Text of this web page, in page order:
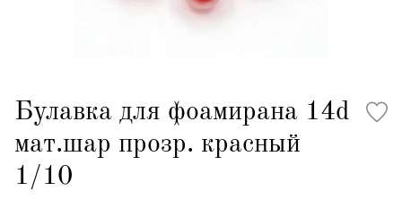
Булавка для фоамирана 14d
мат.шар прозр. красный
1/10